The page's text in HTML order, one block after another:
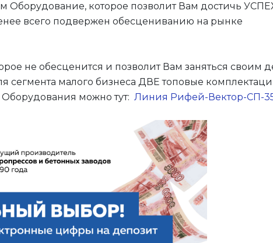
которое позволит Вам достичь
всего подвержен обесцениванию на рынке
не обесценится и позволит Вам заняться своим
сегмента малого бизнеса ДВЕ топовые
можно тут: Линия Рифей-Вектор-СП-